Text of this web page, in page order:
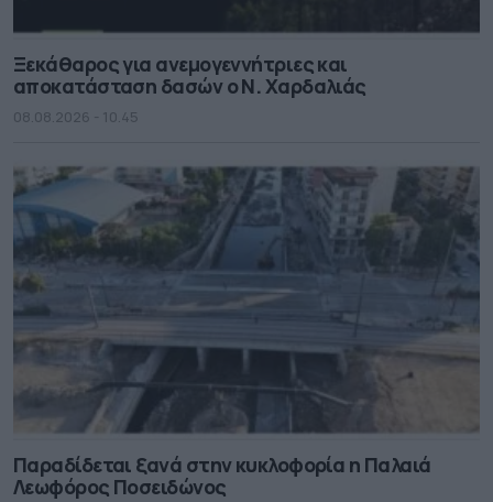
Ξεκάθαρος για ανεμογεννήτριες και
αποκατάσταση δασών ο Ν. Χαρδαλιάς
08.08.2026 - 10.45
Παραδίδεται ξανά στην κυκλοφορία η Παλαιά
Λεωφόρος Ποσειδώνος